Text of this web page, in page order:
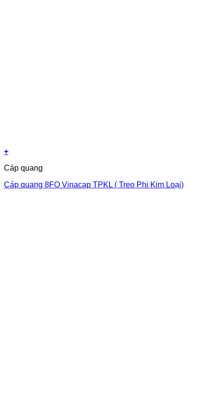
+
Cáp quang
Cáp quang 8FO Vinacap TPKL ( Treo Phi Kim Loại)